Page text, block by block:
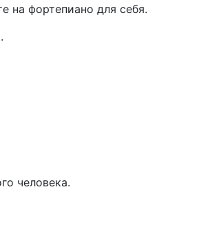
на фортепиано для себя.
человека.